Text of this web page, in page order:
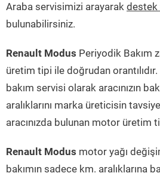
Araba servisimizi arayarak destek
bulunabilirsiniz.
Renault Modus Periyodik Bakım
üretim tipi ile doğrudan
bakım servisi olarak aracınızın
aralıklarını marka üreticisin
aracınızda bulunan motor üretim
Renault Modus motor yağı
bakımın sadece km. aralıklarına